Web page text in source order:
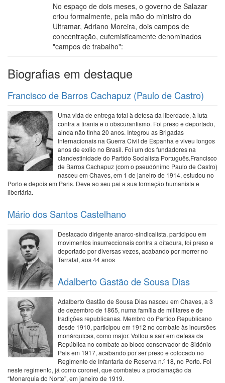
No espaço de dois meses, o governo de Salazar
criou formalmente, pela mão do ministro do
Ultramar, Adriano Moreira, dois campos de
concentração, eufemisticamente denominados
"campos de trabalho":
Biografias em destaque
Francisco de Barros Cachapuz (Paulo de Castro)
Uma vida de entrega total à defesa da liberdade, à luta
contra a tirania e o obscurantismo. Foi preso e deportado,
ainda não tinha 20 anos. Integrou as Brigadas
Internacionais na Guerra Civil de Espanha e viveu longos
anos de exílio no Brasil. Foi um dos fundadores na
clandestinidade do Partido Socialista Português.Francisco
de Barros Cachapuz (com o pseudónimo Paulo de Castro)
nasceu em Chaves, em 1 de janeiro de 1914, estudou no
Porto e depois em Paris. Deve ao seu pai a sua formação humanista e
libertária.
Mário dos Santos Castelhano
Destacado dirigente anarco-sindicalista, participou em
movimentos insurreccionais contra a ditadura, foi preso e
deportado por diversas vezes, acabando por morrer no
Tarrafal, aos 44 anos
Adalberto Gastão de Sousa Dias
Adalberto Gastão de Sousa Dias nasceu em Chaves, a 3
de dezembro de 1865, numa família de militares e de
tradições republicanas. Membro do Partido Republicano
desde 1910, participou em 1912 no combate às incursões
monárquicas, como major. Voltou a sair em defesa da
República no combate ao bloco conservador de Sidónio
Pais em 1917, acabando por ser preso e colocado no
Regimento de Infantaria de Reserva n.º 18, no Porto. Foi
neste regimento, já como coronel, que combateu a proclamação da
“Monarquia do Norte”, em janeiro de 1919.